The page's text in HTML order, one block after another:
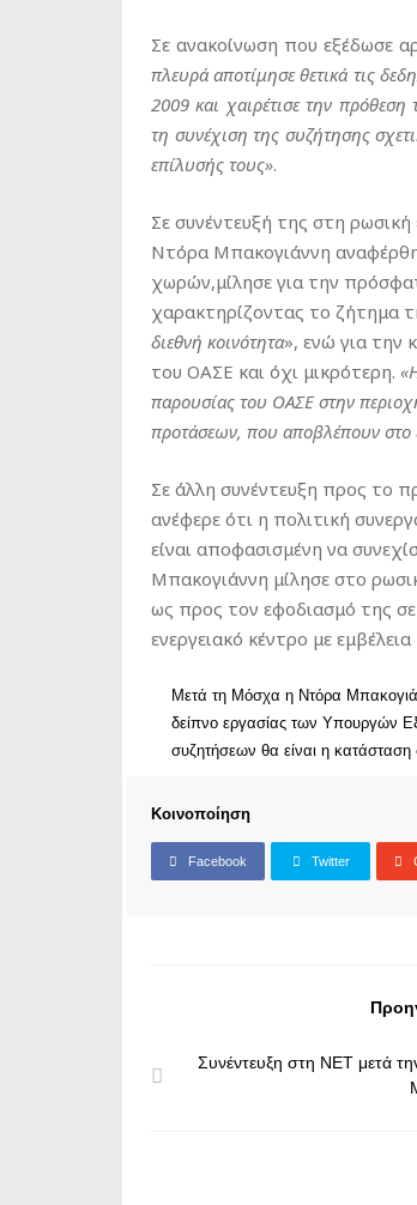
Σε ανακοίνωση που εξέδωσε
πλευρά αποτίμησε θετικά τις
2009 και χαιρέτισε την
τη συνέχιση της συζήτησης
επίλυσής τους».
Σε συνέντευξή της στη
Ντόρα Μπακογιάννη
χωρών,μίλησε για την
χαρακτηρίζοντας το ζήτημα
διεθνή κοινότητα», ενώ για την
του ΟΑΣΕ και όχι μικρότερη.
παρουσίας του ΟΑΣΕ στην
προτάσεων, που αποβλέπουν στο
Σε άλλη συνέντευξη προς το
ανέφερε ότι η πολιτική
είναι αποφασισμένη να
Μπακογιάννη μίλησε στο
ως προς τον εφοδιασμό της σε
ενεργειακό κέντρο με
Μετά τη Μόσχα η Ντόρα
δείπνο εργασίας των Υπουργών
συζητήσεων θα είναι η κατάσταση
Κοινοποίηση
Facebook Twitter
Συνέντευξη στη ΝΕΤ μετά